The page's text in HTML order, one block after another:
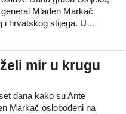
Mladen Markač
i hrvatskog stijega. U…
mir u krugu
dana kako su Ante
Markač oslobođeni na